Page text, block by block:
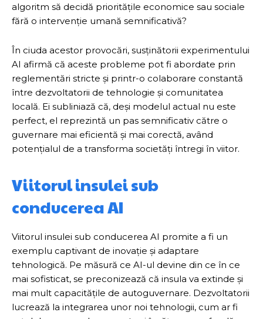
algoritm să decidă prioritățile economice sau sociale
fără o intervenție umană semnificativă?
În ciuda acestor provocări, susținătorii experimentului
AI afirmă că aceste probleme pot fi abordate prin
reglementări stricte și printr-o colaborare constantă
între dezvoltatorii de tehnologie și comunitatea
locală. Ei subliniază că, deși modelul actual nu este
perfect, el reprezintă un pas semnificativ către o
guvernare mai eficientă și mai corectă, având
potențialul de a transforma societăți întregi în viitor.
Viitorul insulei sub
conducerea AI
Viitorul insulei sub conducerea AI promite a fi un
exemplu captivant de inovație și adaptare
tehnologică. Pe măsură ce AI-ul devine din ce în ce
mai sofisticat, se preconizează că insula va extinde și
mai mult capacitățile de autoguvernare. Dezvoltatorii
lucrează la integrarea unor noi tehnologii, cum ar fi